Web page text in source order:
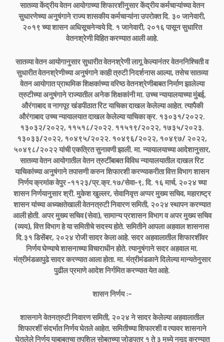
सातव्या केंद्रीय वेतन आयोगाच्या शिफारशीनुसार केंद्रीय कर्मचाऱ्यांच्या वेतन
सुधारणेच्या अनुषंगाने राज्य शासकीय कर्मचाऱ्यांना उपरोक्त दि. ३० जानेवारी,
२०१९ च्या शासन अधिसूचनेन्वये दि. १ जानेवारी, २०१६ पासून सुधारित
वेतनश्रेणी विहित करण्यात आली आहे.
सातव्या वेतन आयोगानुसार सुधारीत वेतनश्रेणी लागू केल्यानंतर वेतननिश्चिती व
सुधारीत वेतनश्रेणीच्या अनुषंगाने काही त्रुटी निदर्शनास आल्या, तसेच सातव्या
वेतन आयोगात प्राथमिक शिक्षकांच्या वरिष्ठ वेतनश्रेणीबाबत निर्माण झालेल्या
त्रुटीच्या अनुषंगाने राज्यातील अनेक शिक्षकांनी मा. उच्च न्यायालयाच्या मुंबई,
औरंगाबाद व नागपूर खंडपीठात रिट याचिका दाखल केलेल्या आहेत. त्यापैकी
औरंगाबाद उच्च न्यायालयात दाखल केलेल्या याचिका क्र. १३०३१/२०२२.
१३०३२/२०२२, ११५१८/२०२२. ११५१९/२०२२, १७३५/२०२३.
१३०३३/२०२२, १०४९५/२०२२. १०४९६/२०२२, १०४९७/ २०२२,
५०४९८/२०२२ यांची एकत्रित सुनावणी झाली. मा. न्यायालयाच्या आदेशानुसार,
सातव्या वेतन आयोगातील वेतन त्रुटींबाबत विविध न्यायालयातील दाखल रिट
याचिकांच्या अनुषंगाने तपासणी करुन शिफारशी करण्याकरीता वित्त विभाग शासन
निर्णय क्रमांक वेपुर -११२३/प्र.क्र.१७/सेवा-९, दि. १६ मार्च, २०२४ च्या
शासन निर्णयानुसार श्री. मुकेश खुल्लर, सेवानिवृत्त अप्पर मुख्य सचिव, महाराष्ट्र
शासन यांच्या अध्यक्षतेखाली वेतनत्रुटी निवारण समिती, २०२४ स्थापन करण्यात
आली होती. अपर मुख्य सचिव (सेवा), सामान्य प्रशासन विभाग व अपर मुख्य सचिव
(व्यय), वित्त विभाग हे या समितीचे सदस्य होते. समितीने आपला अहवाल शासनास
दि.३१ डिसेंबर, २०२४ रोजी सादर केला आहे. सदर अहवालातील शिफारशींवर
निर्णय घेण्याचे शासनाच्या विचाराधीन होते. त्यानुषंगाने सदर अहवाल मा.
मंत्रीमंडळापुढे सादर करण्यात आला होता. मा. मंत्रीमंडळाने दिलेल्या मान्यतेनुसार
पुढील प्रमाणे आदेश निर्गमित करण्यात येत आहे.
शासन निर्णय :-
शासनाने वेतनत्रुटी निवारण समिती, २०२४ ने सादर केलेल्या अहवालातील
शिफारशीं संदर्भात निर्णय घेतले आहेत. समितीच्या शिफारशी व त्यावर शासनाने
घेतलेले निर्णय याबाबतचा तपशिल सोबतच्या जोडपत्र १ ते ३ मध्ये नमूद करण्यात